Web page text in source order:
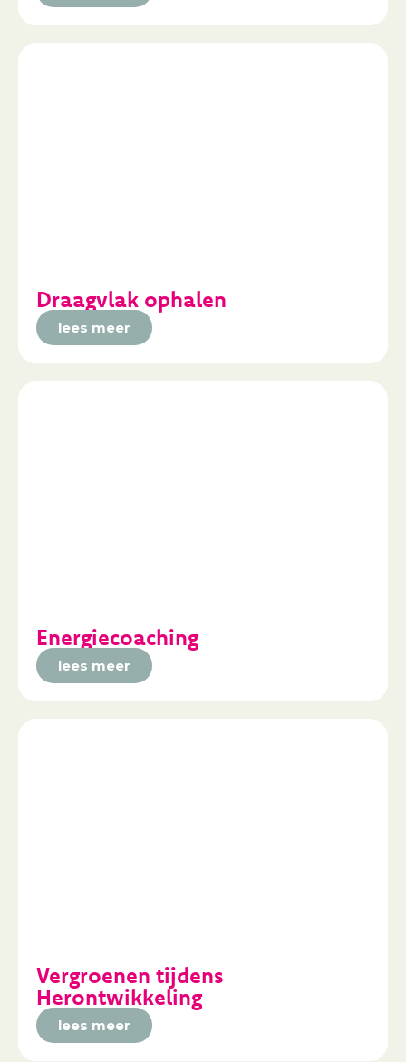
Draagvlak ophalen
lees meer
Energiecoaching
lees meer
Vergroenen tijdens
Herontwikkeling
lees meer